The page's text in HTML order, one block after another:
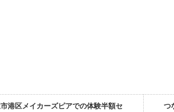
港区メイカーズピアでの体験半額セ
つ